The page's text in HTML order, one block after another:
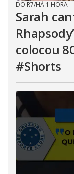
DO R7/HÁ 1 HORA
Sarah
colocou
#Shorts